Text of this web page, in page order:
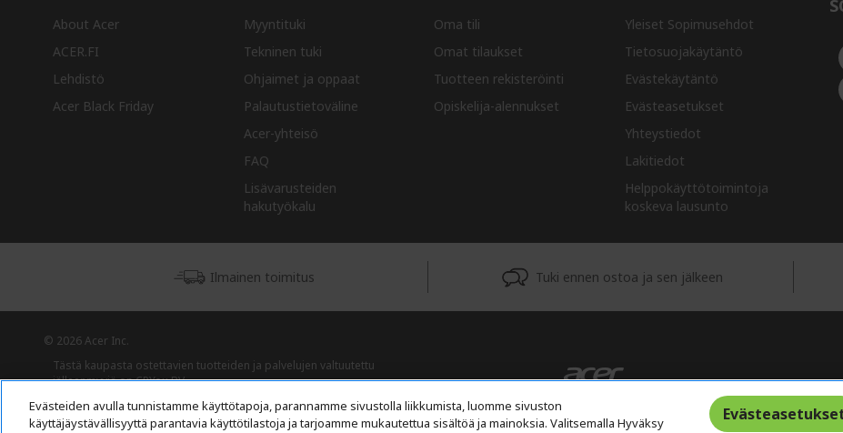
About Acer
ACER.FI
Lehdistö
Acer Black Friday
Myyntituki
Tekninen tuki
Ohjaimet ja oppaat
Palautustietoväline
Acer-yhteisö
FAQ
Lisävarusteiden
hakutyökalu
Oma tili
Omat tilaukset
Tuotteen rekisteröinti
Opiskelija-alennukset
Yleiset Sopimusehdot
Tietosuojakäytäntö
Evästekäytäntö
Evästeasetukset
Yhteystiedot
Lakitiedot
Helppokäyttötoimintoja
koskeva lausunto
Ilmainen toimitus Tuki ennen ostoa ja sen jälkeen
© 2026 Acer Inc.
Tästä kaupasta ostettavien tuotteiden ja palvelujen valtuutettu
jälleenmyyjä on CPYou BV.
Evästeiden avulla tunnistamme käyttötapoja, parannamme sivustolla liikkumista, luomme sivuston
käyttäjäystävällisyyttä parantavia käyttötilastoja ja tarjoamme mukautettua sisältöä ja mainoksia. Valitsemalla Hyväksy